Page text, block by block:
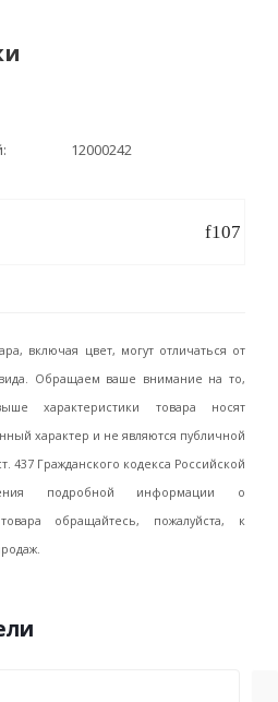
12000242
включая цвет, могут отличаться от
Обращаем ваше внимание на то,
характеристики товара носят
характер и не являются публичной
437 Гражданского кодекса Российской
подробной информации о
обращайтесь, пожалуйста, к